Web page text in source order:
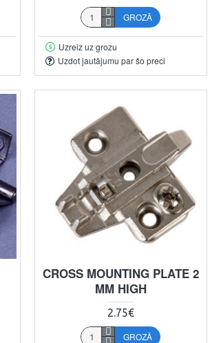
GROZĀ
Uzreiz uz grozu
Uzdot jautājumu par šo preci
CROSS MOUNTING PLATE 2
MM HIGH
2.75€
GROZĀ